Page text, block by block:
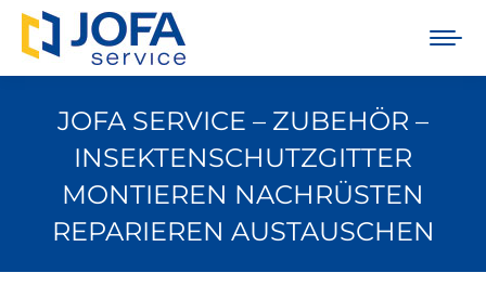
JOFA SERVICE – ZUBEHÖR –
INSEKTENSCHUTZGITTER
MONTIEREN NACHRÜSTEN
REPARIEREN AUSTAUSCHEN